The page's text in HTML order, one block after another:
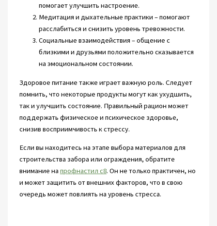
помогает улучшить настроение.
Медитация и дыхательные практики – помогают
расслабиться и снизить уровень тревожности.
Социальные взаимодействия – общение с
близкими и друзьями положительно сказывается
на эмоциональном состоянии.
Здоровое питание также играет важную роль. Следует
помнить, что некоторые продукты могут как ухудшить,
так и улучшить состояние. Правильный рацион может
поддержать физическое и психическое здоровье,
снизив восприимчивость к стрессу.
Если вы находитесь на этапе выбора материалов для
строительства забора или ограждения, обратите
внимание на профнастил с8. Он не только практичен, но
и может защитить от внешних факторов, что в свою
очередь может повлиять на уровень стресса.